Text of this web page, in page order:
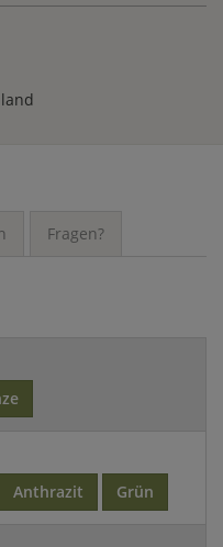
Fragen?
Anthrazit Grün